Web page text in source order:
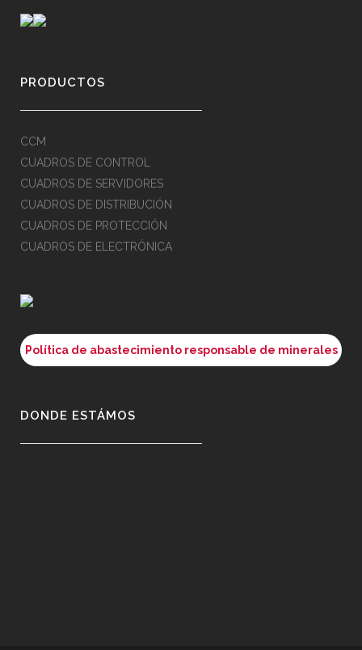
PRODUCTOS
CCM
CUADROS DE CONTROL
CUADROS DE SERVIDORES
CUADROS DE DISTRIBUCIÓN
CUADROS DE PROTECCIÓN
CUADROS DE ELECTRÓNICA
Política de abastecimiento responsable de minerales
DONDE ESTÁMOS